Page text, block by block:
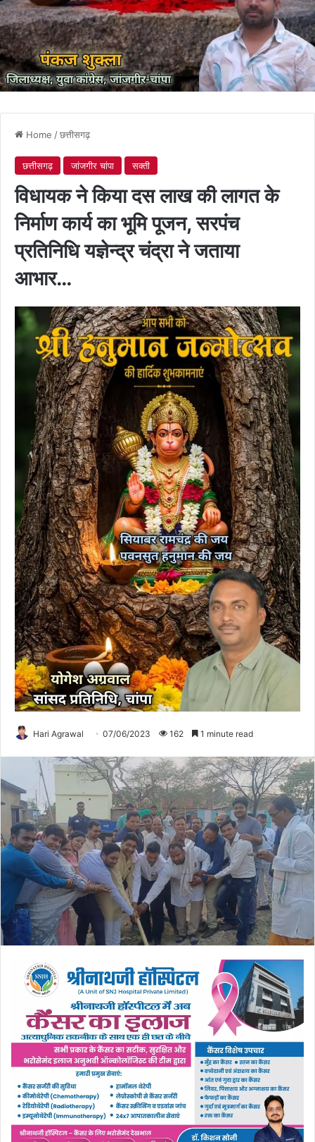
Home /छत्तीसगढ़
छत्तीसगढ़ जांजगीर चांपा सक्ती
विधायक ने किया दस लाख की लागत के
निर्माण कार्य का भूमि पूजन, सरपंच
प्रतिनिधि यज्ञेन्द्र चंद्रा ने जताया
आभार…
Hari Agrawal 07/06/2023 162 1 minute read